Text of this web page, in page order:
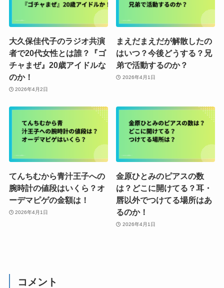
大久保佳代子のラジオ共演
者で20代女性とは誰？『ゴ
チャまぜ』20歳アイドルな
のか！
2026年4月2日
まえだまえだが解散したの
はいつ？今後どうする？兄
弟で活動するのか？
2026年4月1日
てんちむから青汁王子への
腕時計の値段はいくら？オ
ーデマピゲの金額は！
2026年4月1日
金原ひとみのピアスの数
は？どこに開けてる？耳・
唇以外でつけてる場所はあ
るのか！
2026年4月1日
コメント